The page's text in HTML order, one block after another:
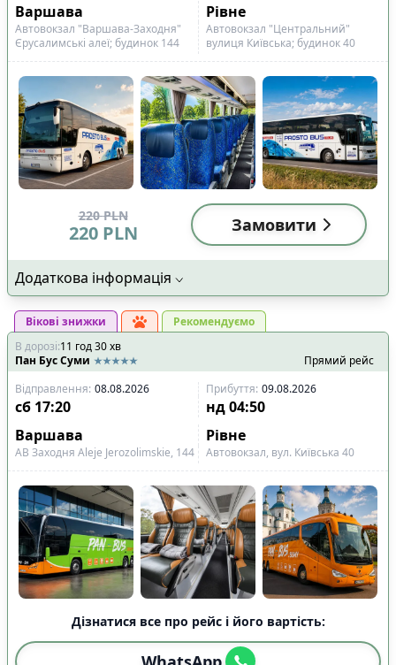
Варшава
Рівне
Автовокзал "Варшава-Заходня"
Єрусалимські алеї; будинок 144
Автовокзал "Центральний"
вулиця Київська; будинок 40
220 PLN
220 PLN Замовити
Додаткова інформація
Вікові знижки
Рекомендуємо
В дорозі:11 год30хв
Пан Бус Суми
Прямий рейс
Відправлення: 08.08.2026 Прибуття: 09.08.2026
сб 17:20 нд 04:50
Варшава
Рівне
АВ Заходня Aleje Jerozolimskie, 144 Автовокзал, вул. Київська 40
Дізнатися все про рейс і його вартість: